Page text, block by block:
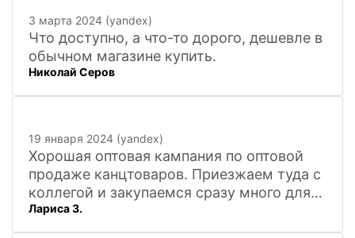
3 марта 2024 (yandex)
Что доступно, а что-то дорого, дешевле в
обычном магазине купить.
Николай Серов
19 января 2024 (yandex)
Хорошая оптовая кампания по оптовой
продаже канцтоваров. Приезжаем туда с
коллегой и закупаемся сразу много для
офиса. Удобно. Есть практически всё, что
нужно, и по хорошим ценам. Вежливый
Лариса З.